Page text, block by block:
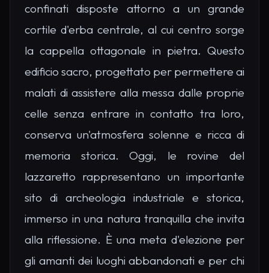
confinati disposte attorno a un grande
cortile d'erba centrale, al cui centro sorge
la cappella ottagonale in pietra. Questo
edificio sacro, progettato per permettere ai
malati di assistere alla messa dalle proprie
celle senza entrare in contatto tra loro,
conserva un'atmosfera solenne e ricca di
memoria storica. Oggi, le rovine del
lazzaretto rappresentano un importante
sito di archeologia industriale e storica,
immerso in una natura tranquilla che invita
alla riflessione. È una meta d'elezione per
gli amanti dei luoghi abbandonati e per chi